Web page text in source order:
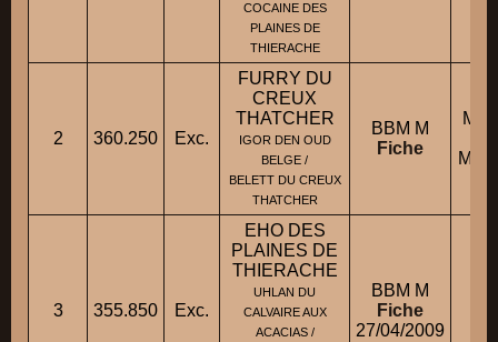
COCAINE DES
PLAINES DE
THIERACHE
2 360.250 Exc.
FURRY DU
CREUX
THATCHER
IGOR DEN OUD
BELGE /
BELETT DU CREUX
THATCHER
BBM M
Fiche
M.
M.
3 355.850 Exc.
EHO DES
PLAINES DE
THIERACHE
UHLAN DU
CALVAIRE AUX
ACACIAS /
BBM M
Fiche
27/04/2009